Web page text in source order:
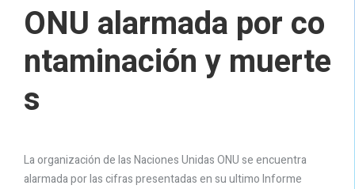
ONU alarmada por co
ntaminación y muerte
s
La organización de las Naciones Unidas ONU se encuentra
alarmada por las cifras presentadas en su ultimo Informe